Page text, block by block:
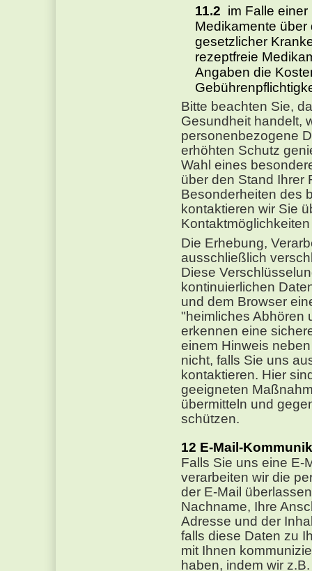
im Falle
Medikamente
gesetzlicher
rezeptfreie
Angaben die
Bitte beachten Sie,
Gesundheit handelt,
personenbezogene
erhöhten Schutz
Wahl eines
über den Stand Ihrer
Besonderheiten des
kontaktieren wir Sie
Die Erhebung,
ausschließlich
Diese
kontinuierlichen
und dem Browser
"heimliches Abhören
erkennen eine
einem Hinweis
nicht, falls Sie uns
kontaktieren. Hier
geeigneten
übermitteln und
schützen.
E-Mail-
Falls Sie uns eine E-
verarbeiten wir die
der E-Mail
Nachname, Ihre
Adresse und der
falls diese Daten zu
mit Ihnen
haben, indem wir